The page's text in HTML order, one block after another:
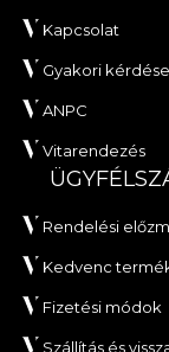
Kapcsolat
Gyakori
ANPC
Vitarendezés
Rendelési
Kedvenc
Fizetési módok
Szállítás és